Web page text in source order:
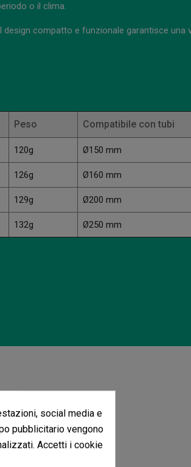
o il clima.
compatto e funzionale garantisce una
Peso Compatibile con tubi
120g Ø150 mm
126g Ø160 mm
129g Ø200 mm
132g Ø250 mm
social media e
pubblicitario vengono
Accetti i cookie